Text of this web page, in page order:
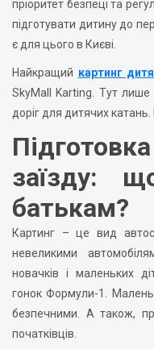
пріоритет безпеці та
підготувати дитину до
є для цього в Києві.
Найкращий картинг
SkyMall Karting. Тут лише
доріг для дитячих
заїзду:
батькам?
Картинг – це вид
невеликими
новачків і маленьких
гонок Формули-1.
безпечними. А також,
початківців.